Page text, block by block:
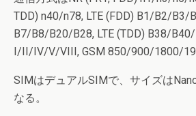
TDD) n40/n78, LTE (FDD) B1/B2/B3/
B7/B8/B20/B28, LTE (TDD) B38/
I/II/IV/V/VIII, GSM 850/900/1800/
SIMはデュアルSIMで、サイズは
なる。